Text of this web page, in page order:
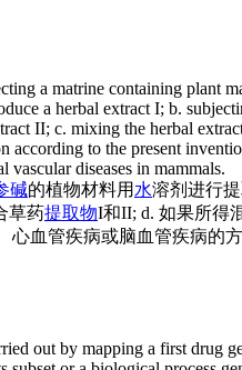
a matrine containing plant
a herbal extract I; b.
II; c. mixing the herbal
to the present
diseases in mammals.
碱的植物材料用 水溶剂进行
草药提取物I和II; d. 如果所得
血管疾病或脑血管疾病的方
out by mapping a first drug